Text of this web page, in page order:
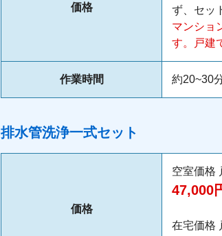
価格
ず、セッ
マンショ
す。戸建
作業時間 約20~30
排水管洗浄一式セット
価格
空室価格
47,000
在宅価格